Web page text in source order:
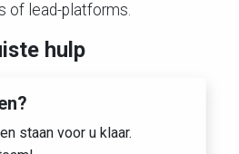
of lead-platforms.
hulp
staan voor u klaar.